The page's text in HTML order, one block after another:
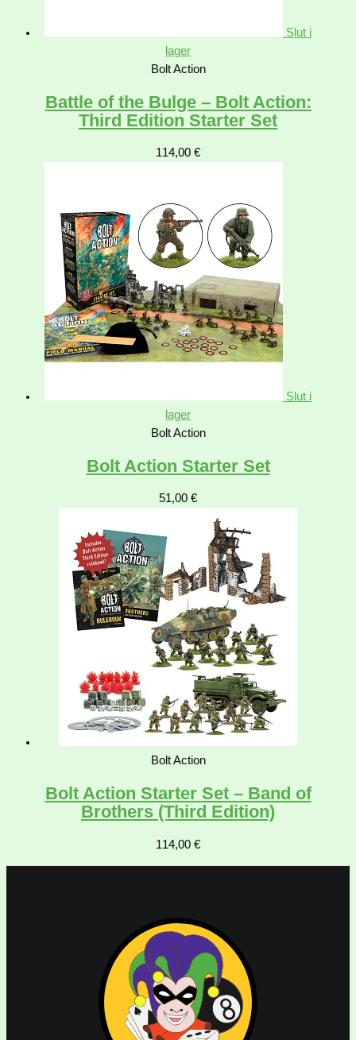
Slut i
lager
Bolt Action
Battle of the Bulge – Bolt Action:
Third Edition Starter Set
114,00 €
Slut i
lager
Bolt Action
Bolt Action Starter Set
51,00 €
Bolt Action
Bolt Action Starter Set – Band of
Brothers (Third Edition)
114,00 €